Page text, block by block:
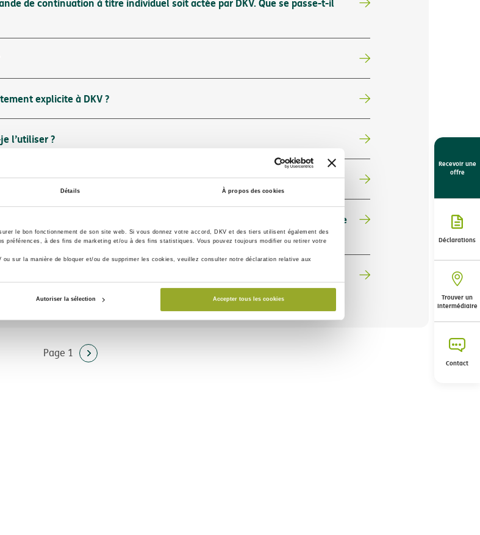
Détails À propos des cookies
le bon fonctionnement de son site web. Si vous donnez votre accord, DKV et des tiers utilisent également des
préférences, à des fins de marketing et/ou à des fins statistiques. Vous pouvez toujours modifier ou retirer votre
sur la manière de bloquer et/ou de supprimer les cookies, veuillez consulter notre déclaration relative aux
Autoriser la sélection Accepter tous les cookies
Recevoir une
offre
Déclarations
Trouver un
intermédiaire
Contact
explicite à DKV ?
l’utiliser ?
vie ?
smartphone / tablette. Pouvons-nous tous les deux ajouter les cartes de
Page 1